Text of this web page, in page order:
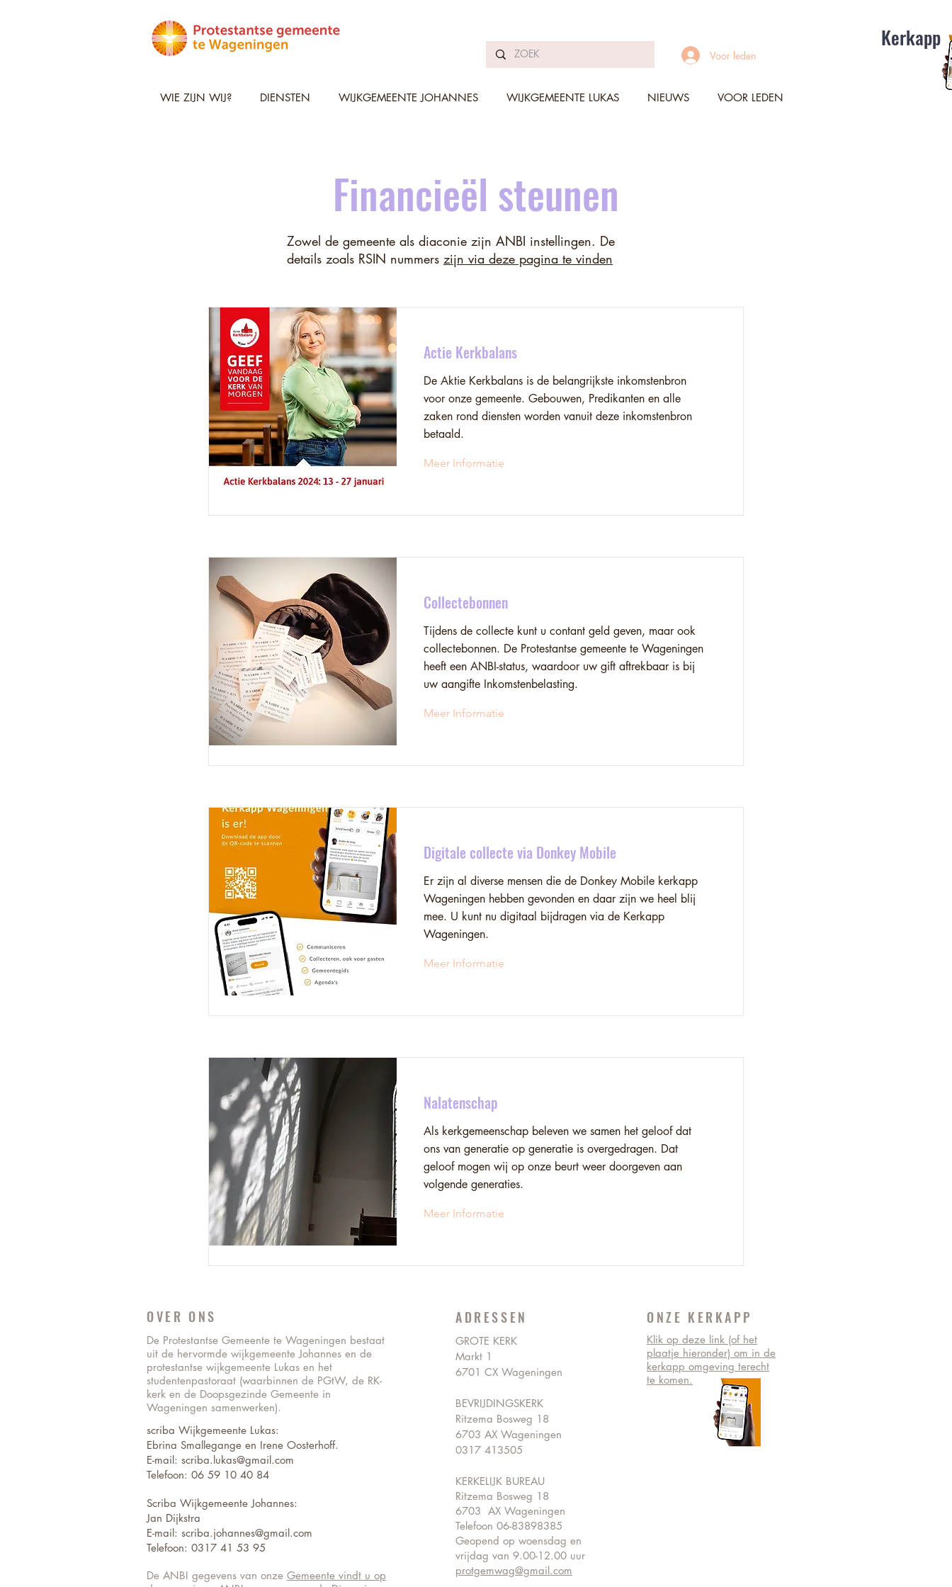
Voor leden
WIE ZIJN WIJ? DIENSTEN WIJKGEMEENTE JOHANNES WIJKGEMEENTE LUKAS NIEUWS VOOR LEDEN
Kerkapp
Financieël steunen
Zowel de gemeente als diaconie zijn ANBI instellingen. De
details zoals RSIN nummers zijn via deze pagina te vinden
Actie Kerkbalans
De Aktie Kerkbalans is de belangrijkste inkomstenbron
voor onze gemeente. Gebouwen, Predikanten en alle
zaken rond diensten worden vanuit deze inkomstenbron
betaald.
Meer Informatie
Collectebonnen
Tijdens de collecte kunt u contant geld geven, maar ook
collectebonnen. De Protestantse gemeente te Wageningen
heeft een ANBI-status, waardoor uw gift aftrekbaar is bij
uw aangifte Inkomstenbelasting.
Meer Informatie
Digitale collecte via Donkey Mobile
Er zijn al diverse mensen die de Donkey Mobile kerkapp
Wageningen hebben gevonden en daar zijn we heel blij
mee. U kunt nu digitaal bijdragen via de Kerkapp
Wageningen.
Meer Informatie
Nalatenschap
Als kerkgemeenschap beleven we samen het geloof dat
ons van generatie op generatie is overgedragen. Dat
geloof mogen wij op onze beurt weer doorgeven aan
volgende generaties.
Meer Informatie
OVER ONS
De Protestantse Gemeente te Wageningen bestaat
uit de hervormde wijkgemeente Johannes en de
protestantse wijkgemeente Lukas en het
studentenpastoraat (waarbinnen de PGtW, de RK-
kerk en de Doopsgezinde Gemeente in
Wageningen samenwerken).
scriba Wijkgemeente Lukas:
Ebrina Smallegange en Irene Oosterhoff.
E-mail: scriba.lukas@gmail.com
Telefoon: 06 59 10 40 84
Scriba Wijkgemeente Johannes:
Jan Dijkstra
E-mail: scriba.johannes@gmail.com
Telefoon: 0317 41 53 95
De ANBI gegevens van onze Gemeente vindt u op
ADRESSEN
GROTE KERK
Markt 1
6701 CX Wageningen
BEVRIJDINGSKERK
Ritzema Bosweg 18
6703 AX Wageningen
0317 413505
KERKELIJK BUREAU
Ritzema Bosweg 18
6703 AX Wageningen
Telefoon 06-83898385
Geopend op woensdag en
vrijdag van 9.00-12.00 uur
protgemwag@gmail.com
ONZE KERKAPP
Klik op deze link (of het
plaatje hieronder) om in de
kerkapp omgeving terecht
te komen.